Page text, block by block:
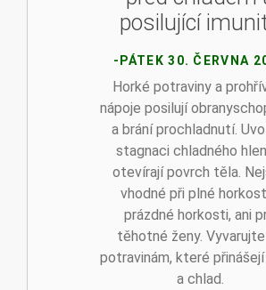
posilující
-PÁTEK 30. ČERVNA
Horké potraviny a
nápoje posilují
a brání prochladnutí.
stagnaci chladného
otevírají povrch těla.
vhodné při plné
prázdné horkosti, ani
těhotné ženy.
potravinám, které
a chlad.